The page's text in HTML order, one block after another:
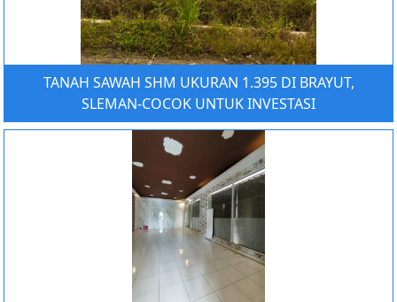
TANAH SAWAH SHM UKURAN 1.395 DI BRAYUT,
SLEMAN-COCOK UNTUK INVESTASI